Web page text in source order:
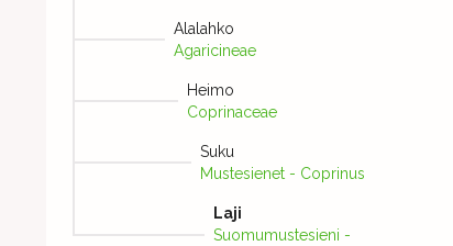
Alalahko
Agaricineae
Heimo
Coprinaceae
Suku
Mustesienet - Coprinus
Laji
Suomumustesieni -